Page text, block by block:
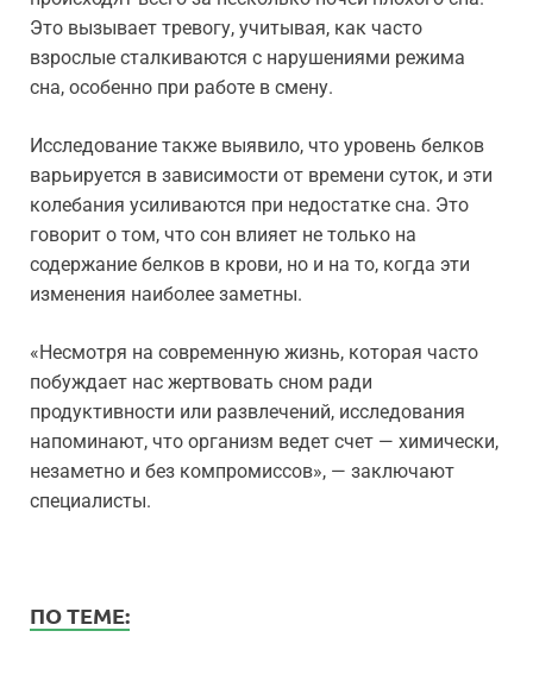
Это вызывает тревогу, учитывая, как часто
взрослые сталкиваются с нарушениями режима
сна, особенно при работе в смену.
Исследование также выявило, что уровень белков
варьируется в зависимости от времени суток, и эти
колебания усиливаются при недостатке сна. Это
говорит о том, что сон влияет не только на
содержание белков в крови, но и на то, когда эти
изменения наиболее заметны.
«Несмотря на современную жизнь, которая часто
побуждает нас жертвовать сном ради
продуктивности или развлечений, исследования
напоминают, что организм ведет счет — химически,
незаметно и без компромиссов», — заключают
специалисты.
ПО ТЕМЕ: